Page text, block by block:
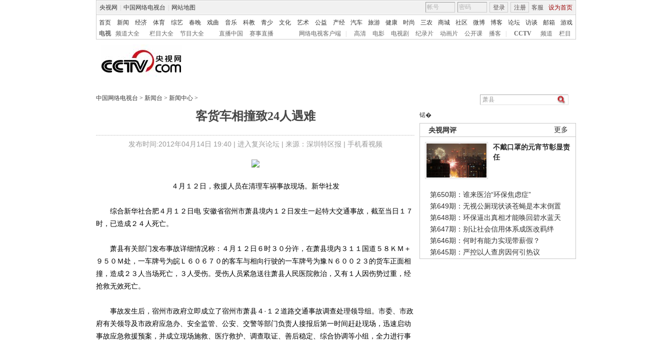
央视网 中国网络电视台 网站地图 客服 设为首页
登录 注册
首页 新闻 经济 体育 综艺 春晚 戏曲 音乐 科教 青少 文化 艺术 公益 产经 汽车 旅游 健康 时尚 三农 商城 社区 微博 博客 论坛 访谈 邮箱
游戏
电视
频道大全 栏目大全 节目大全 直播中国 赛事直播 网络电视客户端 高清 电影 电视剧 纪录片 动画片 公开课 播客 CCTV 频道 栏目
中国网络电视台 > 新闻台 > 新闻中心 >
客货车相撞致24人遇难
发布时间:2012年04月14日 19:40 | 进入复兴论坛| 来源：深圳特区报 | 手机看视频
锘�
更多
央视网评
不戴口罩的元宵节彰显责
任
第650期：谁来医治“环保焦虑症”
第649期：无视公厕现状谈苍蝇是本末倒置
第648期：环保逼出真相才能唤回碧水蓝天
第647期：别让社会信用体系成医改羁绊
第646期：何时有能力实现带薪假？
第645期：严控以人查房因何引热议
４月１２日，救援人员在清理车祸事故现场。新华社发
综合新华社合肥４月１２日电 安徽省宿州市萧县境内１２日发生一起特大交通事故，截至当日１７
时，已造成２４人死亡。
萧县有关部门发布事故详细情况称：４月１２日６时３０分许，在萧县境内３１１国道５８ＫＭ＋
９５０Ｍ处，一车牌号为皖Ｌ６０６７０的客车与相向行驶的一车牌号为豫Ｎ６００２３的货车正面相
撞，造成２３人当场死亡，３人受伤。受伤人员紧急送往萧县人民医院救治，又有１人因伤势过重，经
抢救无效死亡。
事故发生后，宿州市政府立即成立了宿州市萧县４·１２道路交通事故调查处理领导组。市委、市政
府有关领导及市政府应急办、安全监管、公安、交警等部门负责人接报后第一时间赶赴现场，迅速启动
事故应急救援预案，并成立现场施救、医疗救护、调查取证、善后稳定、综合协调等小组，全力进行事